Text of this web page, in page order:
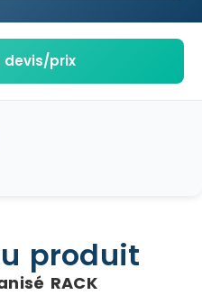
devis/prix
produit
RACK